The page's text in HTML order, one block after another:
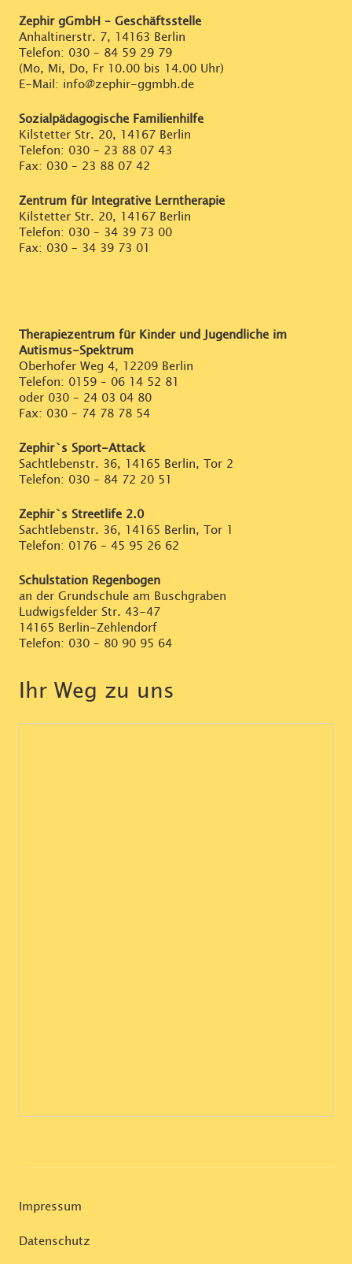
Zephir gGmbH – Geschäftsstelle
Anhaltinerstr. 7, 14163 Berlin
Telefon: 030 – 84 59 29 79
(Mo, Mi, Do, Fr 10.00 bis 14.00 Uhr)
E-Mail: info@zephir-ggmbh.de
Sozialpädagogische Familienhilfe
Kilstetter Str. 20, 14167 Berlin
Telefon: 030 – 23 88 07 43
Fax: 030 – 23 88 07 42
Zentrum für Integrative Lerntherapie
Kilstetter Str. 20, 14167 Berlin
Telefon: 030 – 34 39 73 00
Fax: 030 – 34 39 73 01
Therapiezentrum für Kinder und Jugendliche im
Autismus-Spektrum
Oberhofer Weg 4, 12209 Berlin
Telefon: 0159 – 06 14 52 81
oder 030 – 24 03 04 80
Fax: 030 – 74 78 78 54
Zephir`s Sport-Attack
Sachtlebenstr. 36, 14165 Berlin, Tor 2
Telefon: 030 – 84 72 20 51
Zephir`s Streetlife 2.0
Sachtlebenstr. 36, 14165 Berlin, Tor 1
Telefon: 0176 – 45 95 26 62
Schulstation Regenbogen
an der Grundschule am Buschgraben
Ludwigsfelder Str. 43-47
14165 Berlin-Zehlendorf
Telefon: 030 – 80 90 95 64
Ihr Weg zu uns
Impressum
Datenschutz